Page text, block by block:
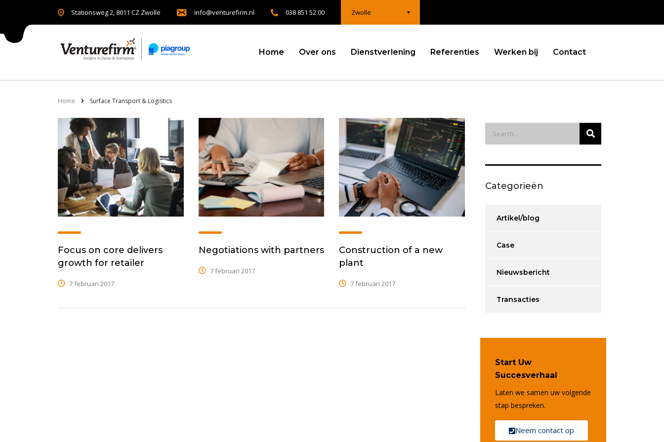
Zwolle
Stationsweg 2, 8011 CZ Zwolle info@venturefirm.nl 038 851 52 00
Home Over ons Dienstverlening Referenties Werken bij Contact
Home Surface Transport & Logistics
Focus on core delivers
growth for retailer
7 februari 2017
Negotiations with partners
7 februari 2017
Construction of a new
plant
7 februari 2017
Categorieën
Artikel/blog
Case
Nieuwsbericht
Transacties
Start Uw
Succesverhaal
Laten we samen uw volgende
stap bespreken.
Neem contact op